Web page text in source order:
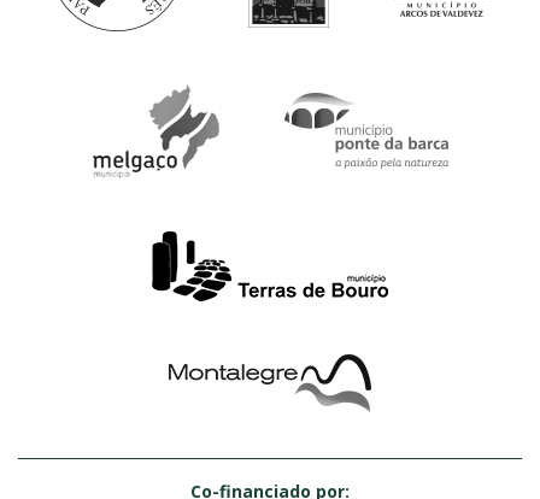
Co-financiado por: